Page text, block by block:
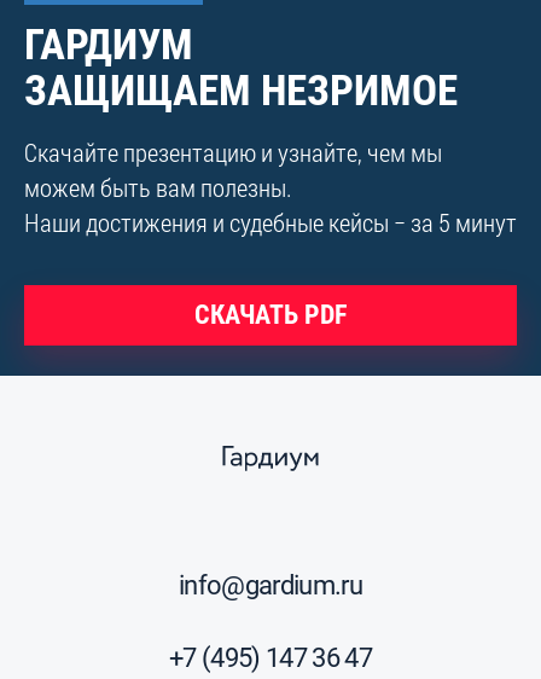
ГАРДИУМ
ЗАЩИЩАЕМ НЕЗРИМОЕ
Скачайте презентацию и узнайте, чем мы
можем быть вам полезны.
Наши достижения и судебные кейсы − за 5 минут
СКАЧАТЬ PDF
info@gardium.ru
+7 (495) 147 36 47